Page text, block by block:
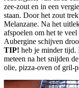
zee-zout en in een
staan. Door het zout
Melanzane. Na het
afspoelen om het te
Aubergine schijven
TIP! heb je minder tijd.
meteen na het snijden
olie, pizza-oven of gril-